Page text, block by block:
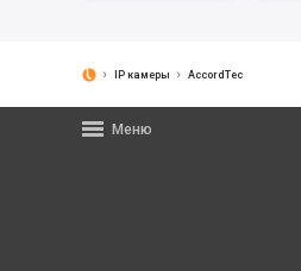
IP камеры AccordTec
Меню